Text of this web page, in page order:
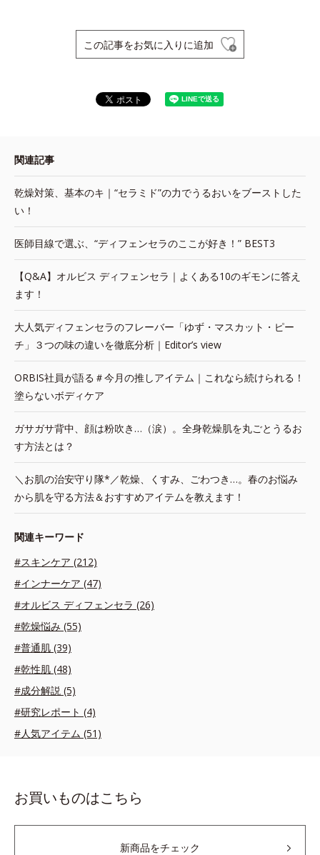
この記事をお気に入りに追加
関連記事
乾燥対策、基本のキ｜“セラミド”の力でうるおいをブーストした
い！
医師目線で選ぶ、“ディフェンセラのここが好き！” BEST3
【Q&A】オルビス ディフェンセラ｜よくある10のギモンに答え
ます！
大人気ディフェンセラのフレーバー「ゆず・マスカット・ピー
チ」３つの味の違いを徹底分析｜Editor’s view
ORBIS社員が語る＃今月の推しアイテム｜これなら続けられる！
塗らないボディケア
ガサガサ背中、顔は粉吹き…（涙）。全身乾燥肌を丸ごとうるお
す方法とは？
＼お肌の治安守り隊*／乾燥、くすみ、ごわつき…。春のお悩み
から肌を守る方法＆おすすめアイテムを教えます！
関連キーワード
#スキンケア (212)
#インナーケア (47)
#オルビス ディフェンセラ (26)
#乾燥悩み (55)
#普通肌 (39)
#乾性肌 (48)
#成分解説 (5)
#研究レポート (4)
#人気アイテム (51)
お買いものはこちら
新商品をチェック